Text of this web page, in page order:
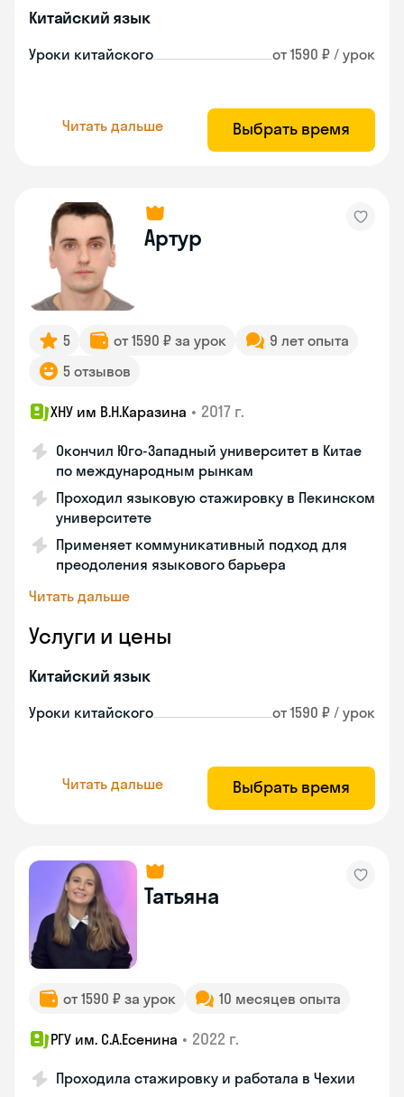
Китайский язык
Уроки китайского от 1590 ₽ / урок
Читать дальше Выбрать время
Артур
5 от 1590 ₽ за урок
9 лет опыта
5 отзывов
ХНУ им В.Н.Каразина • 2017 г.
Окончил Юго-Западный университет в Китае
по международным рынкам
Проходил языковую стажировку в Пекинском
университете
Применяет коммуникативный подход для
преодоления языкового барьера
Читать дальше
Услуги и цены
Китайский язык
Уроки китайского от 1590 ₽ / урок
Читать дальше Выбрать время
Татьяна
от 1590 ₽ за урок 10 месяцев опыта
РГУ им. С.А.Есенина • 2022 г.
Проходила стажировку и работала в Чехии